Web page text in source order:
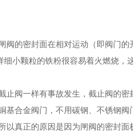
阀的密封面在相对运动（即阀门
小颗粒的铁粉很容易着火燃烧，
止阀一样有事故发生，截止阀的密
合金阀门，不用碳钢、不锈钢阀
以真正的原因是因为闸阀的密封